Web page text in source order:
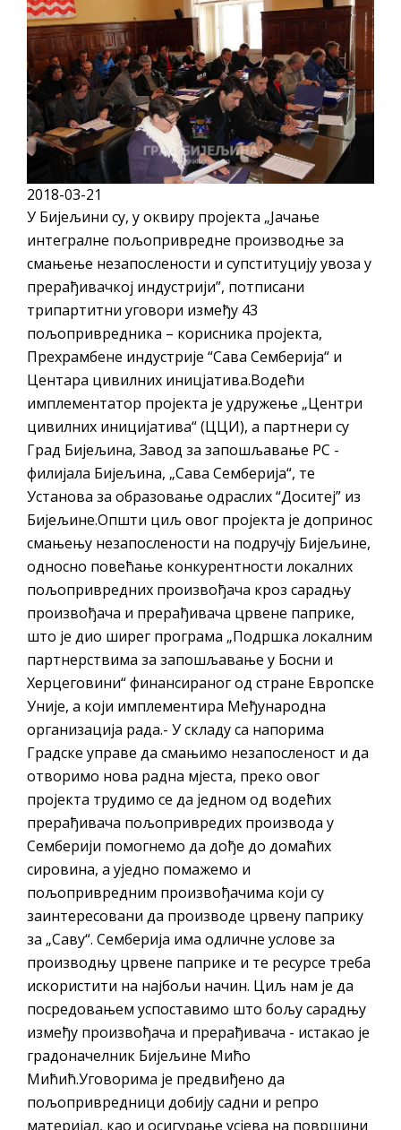
ПРЕЛИМИНАРНA РАНГ ЛИСТA
КАНДИДАТА КОЈИ СУ ОСТВАРИЛИ ПРАВО
НА ГРАДСКИ МЈЕСЕЧНИ БОРАЧКИ
ДОДАТАК ЗА ДЕМОБИЛИСАНЕ БОРЦЕ
ВОЈСКЕ РЕПУБЛИКЕ СРПСКЕ У СТАЊУ
СОЦИЈАЛНЕ ПОТРЕБЕ
Обрасци захтјева за регресирано
новембра
Захтјев за издавање ПОНОСНЕ КАРТИЦЕ
Обавјештење о забрани саобраћаја 6. и
7. августа
Обавјештење за предузетника - Вера
Ујић
2018-03-21
У Бијељини су, у оквиру пројекта „Јачање
интегралне пољопривредне производње за
смањење незапослености и супституцију увоза у
прерађивачкој индустрији”, потписани
трипартитни уговори између 43
пољопривредника – корисника пројекта,
Прехрамбене индустрије “Сава Семберија“ и
Центара цивилних иницјатива.Водећи
имплементатор пројекта је удружење „Центри
цивилних иницијатива“ (ЦЦИ), а партнери су
Град Бијељина, Завод за запошљавање РС -
филијала Бијељина, „Сава Семберија“, те
Установа за образовање одраслих “Доситеј” из
Бијељине.Општи циљ овог пројекта је допринос
смањењу незапослености на подручју Бијељине,
односно повећање конкурентности локалних
пољопривредних произвођача кроз сарадњу
произвођача и прерађивача црвене паприке,
што је дио ширег програма „Подршка локалним
партнерствима за запошљавање у Босни и
Херцеговини“ финансираног од стране Европске
Уније, а који имплементира Међународна
организација рада.- У складу са напорима
Градске управе да смањимо незапосленост и да
отворимо нова радна мјеста, преко овог
пројекта трудимо се да једном од водећих
прерађивача пољопривредих производа у
Семберији помогнемо да дође до домаћих
сировина, а уједно помажемо и
пољопривредним произвођачима који су
заинтересовани да производе црвену паприку
за „Саву“. Семберија има одличне услове за
производњу црвене паприке и те ресурсе треба
искористити на најбољи начин. Циљ нам је да
посредовањем успоставимо што бољу сарадњу
између произвођача и прерађивача - истакао је
градоначелник Бијељине Мићо
Мићић.Уговорима је предвиђено да
пољопривредници добију садни и репро
материјал, као и осигурање усјева на површини